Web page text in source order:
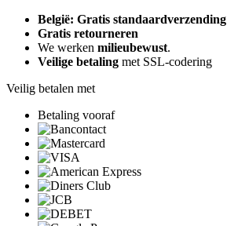
België: Gratis standaardverzending
Gratis retourneren
We werken milieubewust.
Veilige betaling met SSL-codering
Veilig betalen met
Betaling vooraf